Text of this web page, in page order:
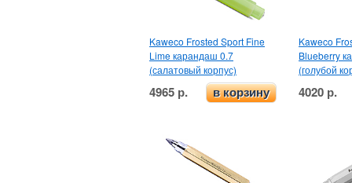
Kaweco Frosted Sport Fine
Lime карандаш 0.7
(салатовый корпус)
4965 р. в корзину
Kaweco
Blueberry
(голубой
4020 р.